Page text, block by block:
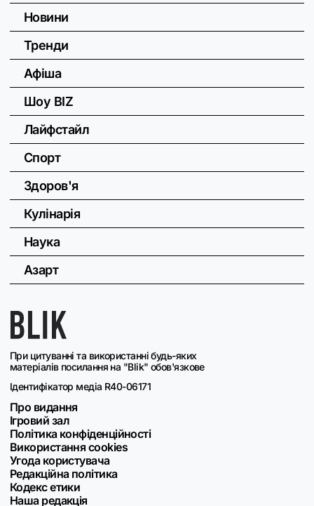
При цитуванні та використанні будь-яких
матеріалів посилання на "Blik" обов'язкове
Ідентифікатор медіа R40-06171
Про видання
Ігровий зал
Політика конфіденційності
Використання cookies
Угода користувача
Редакційна політика
Кодекс етики
Наша редакція
Новини
Тренди
Афіша
Шоу BIZ
Лайфстайл
Спорт
Здоров'я
Кулінарія
Наука
Азарт